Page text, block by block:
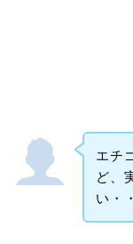
エチ
ど、
い・